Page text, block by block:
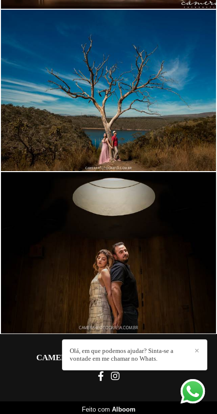
1584 18
1156 14
CAMERA 4 FOTOGRAFIA/CONTATO
✕
Olá, em que podemos ajudar? Sinta-se a
vontade em me chamar no Whats.
Feito com Alboom